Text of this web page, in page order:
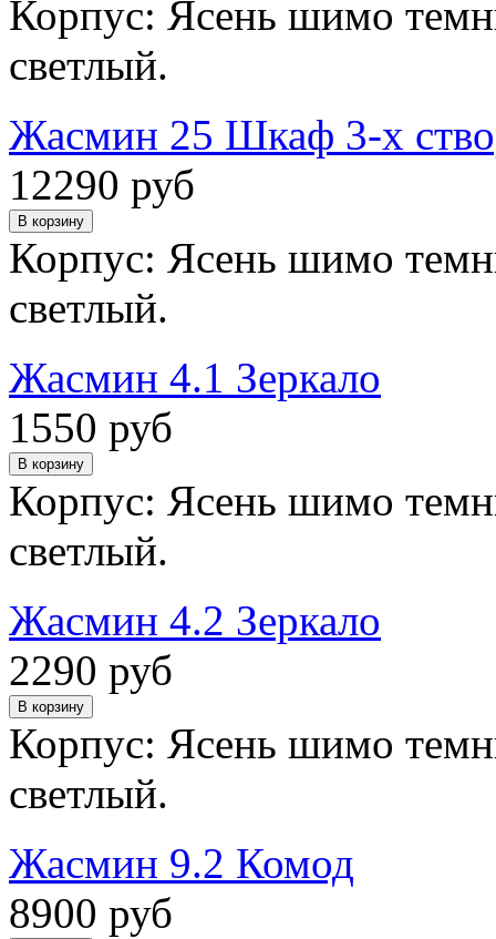
Корпус: Ясень шимо
светлый.
Жасмин 25 Шкаф 3-х
12290 руб
Корпус: Ясень шимо
светлый.
Жасмин 4.1 Зеркало
1550 руб
Корпус: Ясень шимо
светлый.
Жасмин 4.2 Зеркало
2290 руб
Корпус: Ясень шимо
светлый.
Жасмин 9.2 Комод
8900 руб